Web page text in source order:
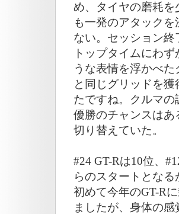
め、タイヤの磨耗を
も一発のアタック
ない。セッション
トップタイムにわ
うな表情を浮かべ
と同じグリッドを
たですね。クルマ
優勝のチャンスは
切り替えていた。
#24 GT-Rは10位、
らのスタートとな
初めて今年のGT-R
ましたが、身体の